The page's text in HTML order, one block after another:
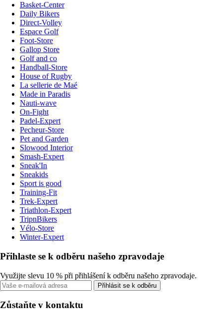
Basket-Center
Daily Bikers
Direct-Volley
Espace Golf
Foot-Store
Gallop Store
Golf and co
Handball-Store
House of Rugby
La sellerie de Maé
Made in Paradis
Nauti-wave
On-Fight
Padel-Expert
Pecheur-Store
Pet and Garden
Slowood Interior
Smash-Expert
Sneak'In
Sneakids
Sport is good
Training-Fit
Trek-Expert
Triathlon-Expert
TripnBikers
Vélo-Store
Winter-Expert
Přihlaste se k odběru našeho zpravodaje
Využijte slevu 10 % při přihlášení k odběru našeho zpravodaje.
Přihlásit se k odběru
Zůstaňte v kontaktu